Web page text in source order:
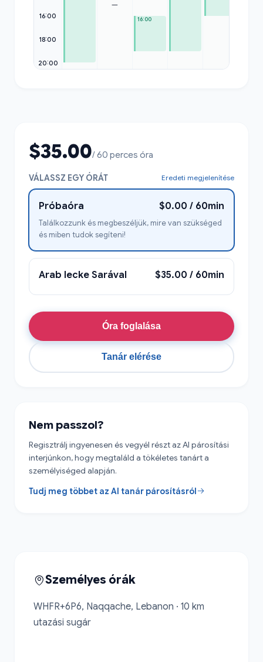
16:00
18:00
20:00
—
16:00
$35.00/ 60 perces óra
VÁLASSZ EGY ÓRÁT Eredeti megjelenítése
Próbaóra $0.00 / 60min
Találkozzunk és megbeszéljük, mire van szükséged
és miben tudok segíteni!
Arab lecke Sarával $35.00 / 60min
Óra foglalása
Tanár elérése
Nem passzol?
Regisztrálj ingyenesen és vegyél részt az AI párosítási
interjúnkon, hogy megtaláld a tökéletes tanárt a
személyiséged alapján.
Tudj meg többet az AI tanár párosításról
Személyes órák
WHFR+6P6, Naqqache, Lebanon · 10 km
utazási sugár